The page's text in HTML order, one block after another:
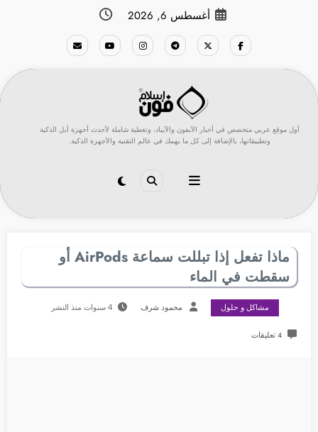
أغسطس 6, 2026
أول موقع عربي متخصص في أخبار الآيفون والآيباد، وتغطية شاملة لأحدث أجهزة أبل الذكية
وتطبيقاتها، بالإضافة إلى كل ما يهمك في عالم التقنية والأجهزة الذكية.
ماذا تفعل إذا تبللت سماعة AirPods أو
سقطت في الماء
مشاكل و حلول محمود شرف 4 سنوات منذ النشر
4 تعليقات